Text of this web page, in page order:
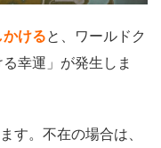
かけると、ワールドク
幸運」が発生しま
す。不在の場合は、